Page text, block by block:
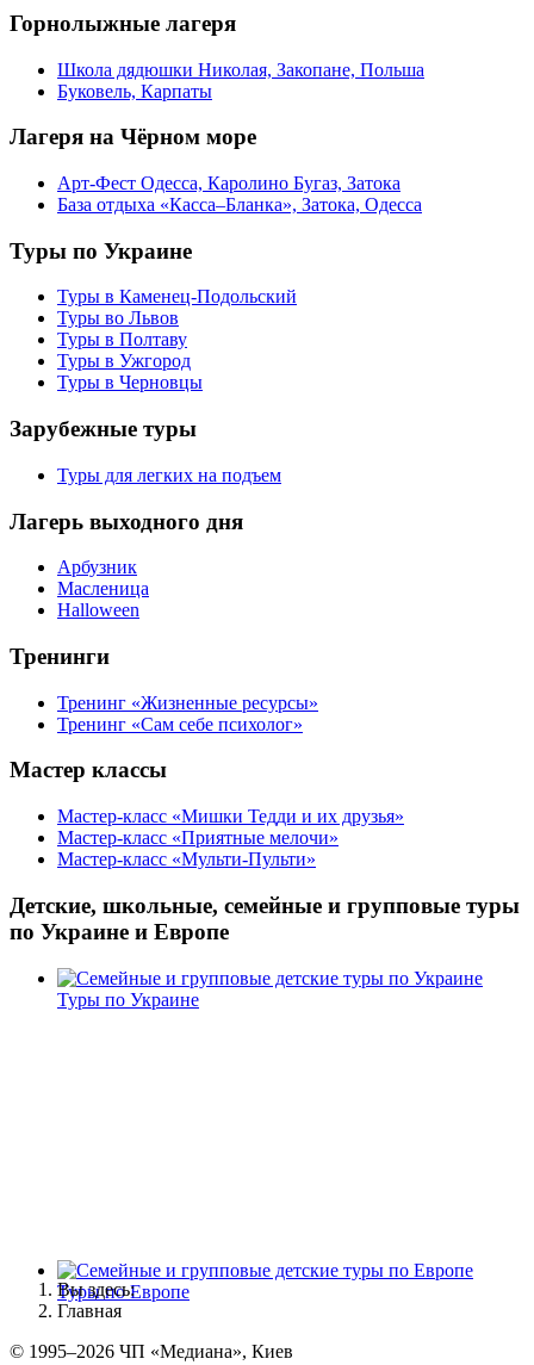
Горнолыжные лагеря
Школа дядюшки Николая, Закопане, Польша
Буковель, Карпаты
Лагеря на Чёрном море
Арт-Фест Одесса, Каролино Бугаз, Затока
База отдыха «Касса–Бланка», Затока, Одесса
Туры по Украине
Туры в Каменец-Подольский
Туры во Львов
Туры в Полтаву
Туры в Ужгород
Туры в Черновцы
Зарубежные туры
Туры для легких на подъем
Лагерь выходного дня
Арбузник
Масленица
Halloween
Тренинги
Тренинг «Жизненные ресурсы»
Тренинг «Сам себе психолог»
Мастер классы
Мастер-класс «Мишки Тедди и их друзья»
Мастер-класс «Приятные мелочи»
Мастер-класс «Мульти-Пульти»
Детские, школьные, семейные и групповые туры
по Украине и Европе
Туры по Украине
Туры по Европе
Вы здесь:
Главная
© 1995–2026 ЧП «Медиана», Киев